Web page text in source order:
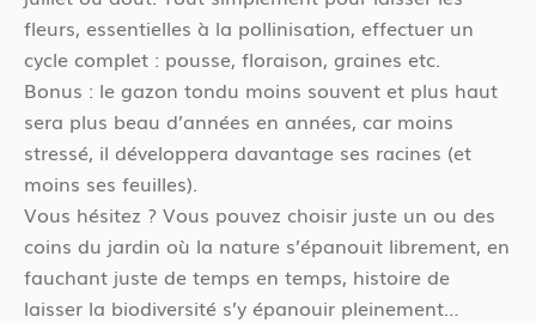
fleurs, essentielles à la pollinisation, effectuer un
cycle complet : pousse, floraison, graines etc.
Bonus : le gazon tondu moins souvent et plus haut
sera plus beau d’années en années, car moins
stressé, il développera davantage ses racines (et
moins ses feuilles).
Vous hésitez ? Vous pouvez choisir juste un ou des
coins du jardin où la nature s’épanouit librement, en
fauchant juste de temps en temps, histoire de
laisser la biodiversité s’y épanouir pleinement…